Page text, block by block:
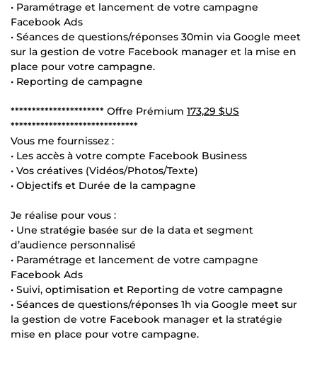
• Paramétrage et lancement de votre campagne
Facebook Ads
• Séances de questions/réponses 30min via Google meet
sur la gestion de votre Facebook manager et la mise en
place pour votre campagne.
• Reporting de campagne
********************** Offre Prémium 173,29 $US
******************************
Vous me fournissez :
• Les accès à votre compte Facebook Business
• Vos créatives (Vidéos/Photos/Texte)
• Objectifs et Durée de la campagne
Je réalise pour vous :
• Une stratégie basée sur de la data et segment
d’audience personnalisé
• Paramétrage et lancement de votre campagne
Facebook Ads
• Suivi, optimisation et Reporting de votre campagne
• Séances de questions/réponses 1h via Google meet sur
la gestion de votre Facebook manager et la stratégie
mise en place pour votre campagne.